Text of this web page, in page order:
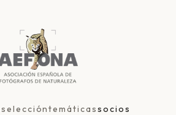
seleccióntemáticassocios